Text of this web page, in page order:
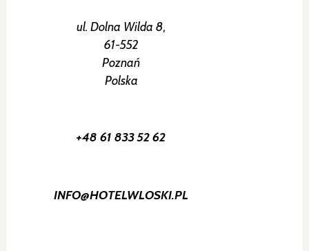
ul. Dolna Wilda 8,
61-552
Poznań
Polska
+48 61 833 52 62
INFO@HOTELWLOSKI.PL